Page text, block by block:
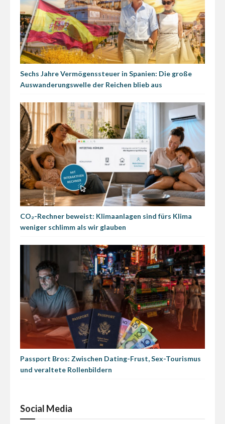
Sechs Jahre Vermögenssteuer in Spanien: Die große
Auswanderungswelle der Reichen blieb aus
CO₂-Rechner beweist: Klimaanlagen sind fürs Klima
weniger schlimm als wir glauben
Passport Bros: Zwischen Dating-Frust, Sex-Tourismus
und veraltete Rollenbildern
Social Media